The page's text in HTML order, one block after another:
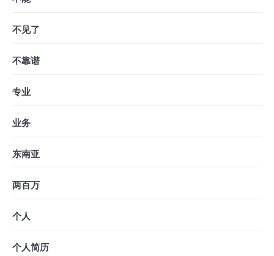
不见了
不靠谱
专业
业务
东南亚
两百万
个人
个人简历